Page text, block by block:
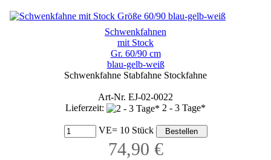
Schwenkfahnen
mit Stock
Gr. 60/90 cm
blau-gelb-weiß
Schwenkfahne Stabfahne Stockfahne
Art-Nr. EJ-02-0022
Lieferzeit:
2 - 3 Tage*
VE= 10 Stück
74,90 €